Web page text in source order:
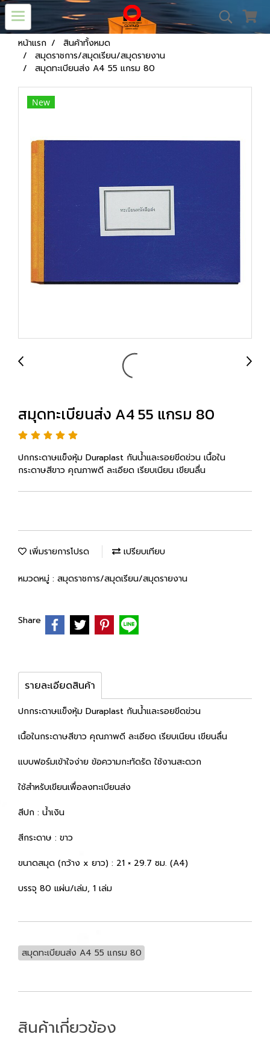
หน้าแรก
สินค้าทั้งหมด
สมุดราชการ/สมุดเรียน/สมุดรายงาน
สมุดทะเบียนส่ง A4 55 แกรม 80
New
สมุดทะเบียนส่ง A4 55 แกรม 80
ปกกระดาษแข็งหุ้ม Duraplast กันน้ำและรอยขีดข่วน เนื้อใน
กระดาษสีขาว คุณภาพดี ละเอียด เรียบเนียน เขียนลื่น
เพิ่มรายการโปรด เปรียบเทียบ
หมวดหมู่ : สมุดราชการ/สมุดเรียน/สมุดรายงาน
Share
รายละเอียดสินค้า
ปกกระดาษแข็งหุ้ม Duraplast กันน้ำและรอยขีดข่วน
เนื้อในกระดาษสีขาว คุณภาพดี ละเอียด เรียบเนียน เขียนลื่น
แบบฟอร์มเข้าใจง่าย ข้อความกะทัดรัด ใช้งานสะดวก
ใช้สำหรับเขียนเพื่อลงทะเบียนส่ง
สีปก : น้ำเงิน
สีกระดาษ : ขาว
ขนาดสมุด (กว้าง x ยาว) : 21 × 29.7 ซม. (A4)
บรรจุ 80 แผ่น/เล่ม, 1 เล่ม
สมุดทะเบียนส่ง A4 55 แกรม 80
สินค้าเกี่ยวข้อง